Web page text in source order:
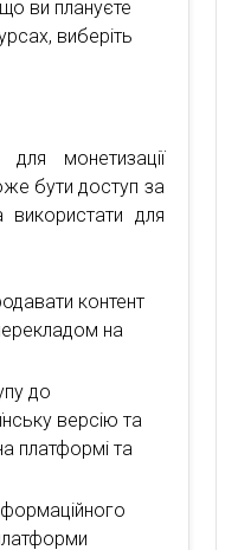
ви плануєте
виберіть
монетизації
бути доступ за
для
контент
на
до
версію та
платформі та